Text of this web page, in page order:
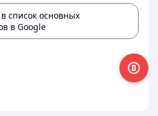
список основных
в Google